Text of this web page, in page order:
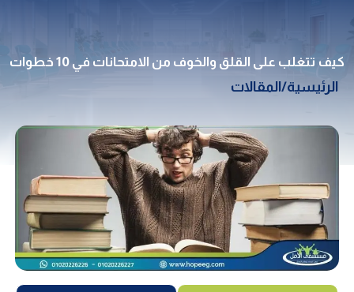
كيف تتغلب على القلق والخوف من الامتحانات في 10 خطوات
الرئيسية/المقالات